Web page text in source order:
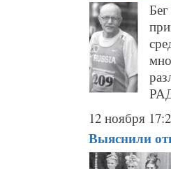
12 ноября
Выяснили